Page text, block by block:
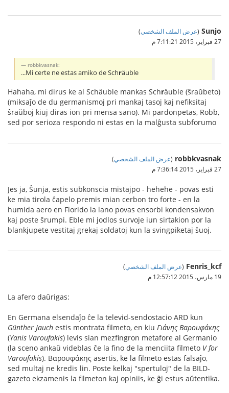
Sunjo
(عرض الملف الشخصي)
27 فبراير، 2015 7:11:21 م
robbkvasnak:
...Mi certe ne estas amiko de Schräuble
Hahaha, mi dirus ke al Schäuble mankas Schräuble (ŝraŭbeto)
(miksaĵo de du germanismoj pri mankaj tasoj kaj nefiksitaj
ŝraŭboj kiuj diras ion pri mensa sano). Mi pardonpetas, Robb,
sed por serioza respondo ni estas en la malĝusta subforumo
robbkvasnak
(عرض الملف الشخصي)
27 فبراير، 2015 7:36:14 م
Jes ja, Ŝunja, estis subkonscia mistajpo - hehehe - povas esti
ke mia tirola ĉapelo premis mian cerbon tro forte - en la
humida aero en Florido la lano povas ensorbi kondensakvon
kaj poste ŝrumpi. Eble mi jodlos survoje iun sirtakion por la
blankjupete vestitaj grekaj soldatoj kun la svingpiketaj ŝuoj.
Fenris_kcf
(عرض الملف الشخصي)
19 مارس، 2015 12:57:12 م
La afero daŭrigas:
En Germana elsendaĵo ĉe la televid-sendostacio ARD kun
Günther Jauch estis montrata filmeto, en kiu Γιάνης Βαρουφάκης
(Yanis Varoufakis) levis sian mezfingron metafore al Germanio
(la sceno ankaŭ videblas ĉe la fino de la menciita filmeto V for
Varoufakis). Βαρουφάκης asertis, ke la filmeto estas falsaĵo,
sed multaj ne kredis lin. Poste kelkaj "spertuloj" de la BILD-
gazeto ekzamenis la filmeton kaj opiniis, ke ĝi estus aŭtentika.